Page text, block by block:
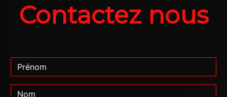
Contactez nous